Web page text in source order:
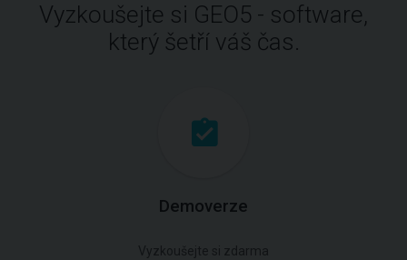
Vyzkoušejte si GEO5 - software,
který šetří váš čas.
Demoverze
Vyzkoušejte si zdarma